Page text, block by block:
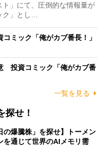
」にて、圧倒的な情報量が
」とし…
ミック「俺がカブ番長！」
投資コミック「俺がカブ番
一覧を見る
探せ！
の爆騰株」を探せ】トーメン
を通じて世界のAIメモリ需